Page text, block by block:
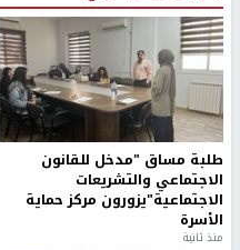
طلبة مساق "مدخل للقانون
الاجتماعي والتشريعات
الاجتماعية"يزورون مركز حماية
الأسرة
منذ ثانية